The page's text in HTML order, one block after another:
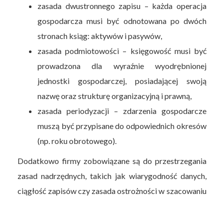
zasada dwustronnego zapisu – każda operacja
gospodarcza musi być odnotowana po dwóch
stronach ksiąg: aktywów i pasywów,
zasada podmiotowości – księgowość musi być
prowadzona dla wyraźnie wyodrębnionej
jednostki gospodarczej, posiadającej swoją
nazwę oraz strukturę organizacyjną i prawną,
zasada periodyzacji – zdarzenia gospodarcze
muszą być przypisane do odpowiednich okresów
(np. roku obrotowego).
Dodatkowo firmy zobowiązane są do przestrzegania
zasad nadrzędnych, takich jak wiarygodność danych,
ciągłość zapisów czy zasada ostrożności w szacowaniu